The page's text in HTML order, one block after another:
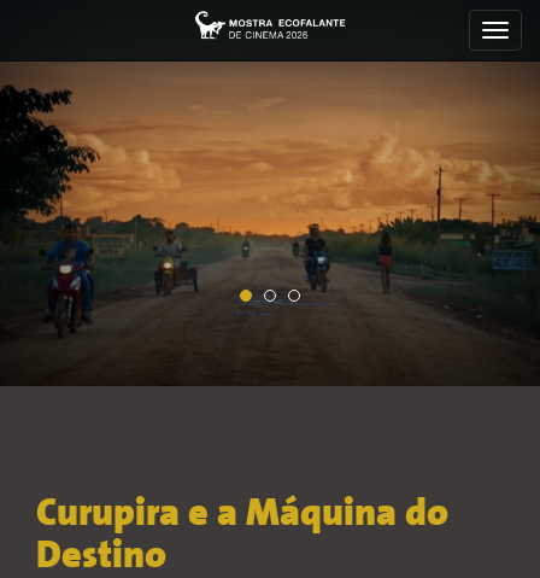
Curupira e a Máquina do
Destino